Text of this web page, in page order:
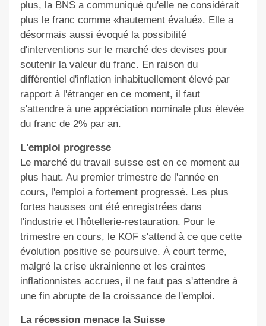
plus, la BNS a communiqué qu'elle ne considérait
plus le franc comme «hautement évalué». Elle a
désormais aussi évoqué la possibilité
d'interventions sur le marché des devises pour
soutenir la valeur du franc. En raison du
différentiel d'inflation inhabituellement élevé par
rapport à l'étranger en ce moment, il faut
s'attendre à une appréciation nominale plus élevée
du franc de 2% par an.
L'emploi progresse
Le marché du travail suisse est en ce moment au
plus haut. Au premier trimestre de l'année en
cours, l'emploi a fortement progressé. Les plus
fortes hausses ont été enregistrées dans
l'industrie et l'hôtellerie-​restauration. Pour le
trimestre en cours, le KOF s'attend à ce que cette
évolution positive se poursuive. À court terme,
malgré la crise ukrainienne et les craintes
inflationnistes accrues, il ne faut pas s'attendre à
une fin abrupte de la croissance de l'emploi.
La récession menace la Suisse